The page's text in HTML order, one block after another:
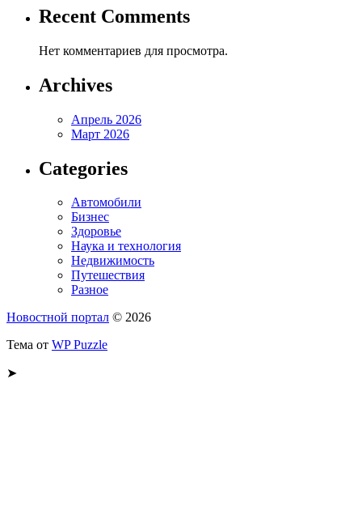
Recent Comments
Нет комментариев для просмотра.
Archives
Апрель 2026
Март 2026
Categories
Автомобили
Бизнес
Здоровье
Наука и технология
Недвижимость
Путешествия
Разное
Новостной портал © 2026
Тема от WP Puzzle
➤